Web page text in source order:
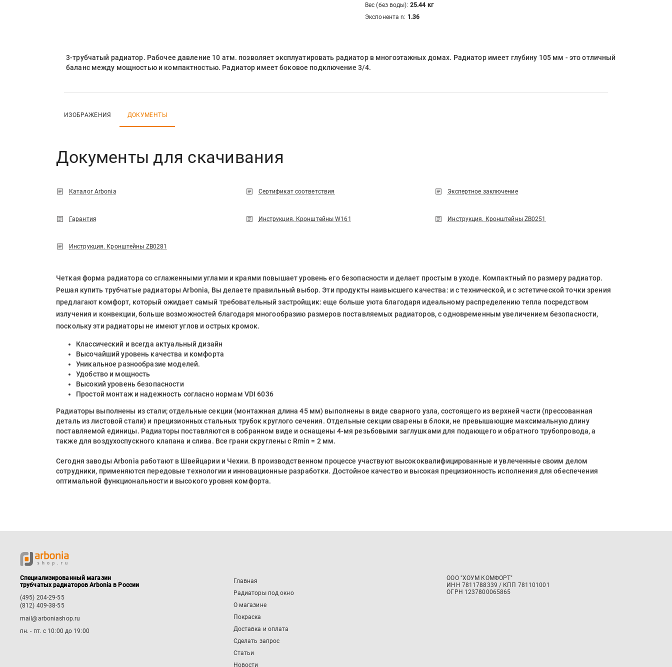
Вес (без воды): 25.44 кг
Экспонента n: 1.36
3-трубчатый радиатор. Рабочее давление 10 атм. позволяет эксплуатировать радиатор в многоэтажных домах. Радиатор имеет глубину 105 мм - это отличный
баланс между мощностью и компактностью. Радиатор имеет боковое подключение 3/4.
ИЗОБРАЖЕНИЯ ДОКУМЕНТЫ
Документы для скачивания
Каталог Arbonia Сертификат соответствия Экспертное заключение
Гарантия Инструкция. Кронштейны W161 Инструкция. Кронштейны ZB0251
Инструкция. Кронштейны ZB0281
Четкая форма радиатора со сглаженными углами и краями повышает уровень его безопасности и делает простым в уходе. Компактный по размеру радиатор.
Решая купить трубчатые радиаторы Arbonia, Вы делаете правильный выбор. Эти продукты наивысшего качества: и с технической, и с эстетической точки зрения
предлагают комфорт, который ожидает самый требовательный застройщик: еще больше уюта благодаря идеальному распределению тепла посредством
излучения и конвекции, больше возможностей благодаря многообразию размеров поставляемых радиаторов, с одновременным увеличением безопасности,
поскольку эти радиаторы не имеют углов и острых кромок.
Классический и всегда актуальный дизайн
Высочайший уровень качества и комфорта
Уникальное разнообразие моделей.
Удобство и мощность
Высокий уровень безопасности
Простой монтаж и надежность согласно нормам VDI 6036
Радиаторы выполнены из стали; отдельные секции (монтажная длина 45 мм) выполнены в виде сварного узла, состоящего из верхней части (прессованная
деталь из листовой стали) и прецизионных стальных трубок круглого сечения. Отдельные секции сварены в блоки, не превышающие максимальную длину
поставляемой единицы. Радиаторы поставляются в собранном виде и оснащены 4-мя резьбовыми заглушками для подающего и обратного трубопровода, а
также для воздухоспускного клапана и слива. Все грани скруглены с Rmin = 2 мм.
Сегодня заводы Arbonia работают в Швейцарии и Чехии. В производственном процессе участвуют высококвалифицированные и увлеченные своим делом
сотрудники, применяются передовые технологии и инновационные разработки. Достойное качество и высокая прецизионность исполнения для обеспечения
оптимальной функциональности и высокого уровня комфорта.
Специализированный магазин
трубчатых радиаторов Arbonia в России
(495) 204-29-55
(812) 409-38-55
mail@arboniashop.ru
пн. - пт. с 10:00 до 19:00
Главная
Радиаторы под окно
О магазине
Покраска
Доставка и оплата
Сделать запрос
Статьи
Новости
ООО "ХОУМ КОМФОРТ"
‍ИНН 7811788339 / КПП 781101001
ОГРН 1237800065865